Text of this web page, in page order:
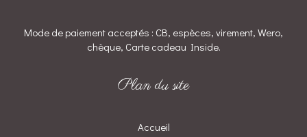
Mode de paiement acceptés : CB, espèces, virement, Wero,
chèque, Carte cadeau Inside.
Plan du site
Accueil